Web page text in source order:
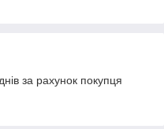
за рахунок покупця